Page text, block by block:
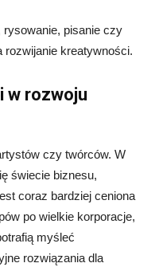
pisanie czy
rozwijanie kreatywności.
w rozwoju
czy twórców. W
świecie biznesu,
coraz bardziej ceniona
po wielkie korporacje,
myśleć
rozwiązania dla